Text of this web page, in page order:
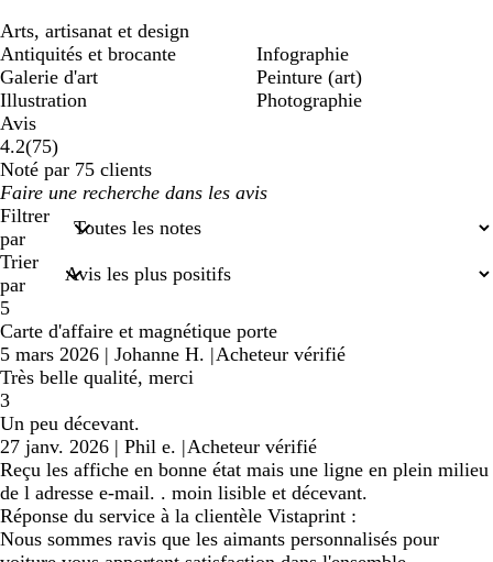
Arts, artisanat et design
Antiquités et brocante
Galerie d'art
Illustration
Infographie
Peinture (art)
Photographie
Avis
4.2(7575
avis
)
Noté par 75 clients
Mes
saisies
de
recherche
Filtrer
par
Trier
par
5
Carte d'affaire et magnétique porte
5 mars 2026 | Johanne H. |Acheteur vérifié
Très belle qualité, merci
3
Un peu décevant.
27 janv. 2026 | Phil e. |Acheteur vérifié
Reçu les affiche en bonne état mais une ligne en plein milieu
de l adresse e-mail. . moin lisible et décevant.
Réponse du service à la clientèle Vistaprint :
Nous sommes ravis que les aimants personnalisés pour